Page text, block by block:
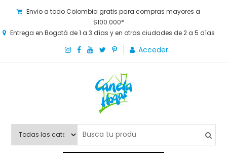
Envio a todo Colombia gratis para compras mayores a
$100.000*
Entrega en Bogotá de 1 a 3 días y en otras ciudades de 2 a 5 días
Acceder
Canela Hogar
novedosos productos para grandes y chicos, además de lo
que necesitas saber para disfrutar tu hogar.